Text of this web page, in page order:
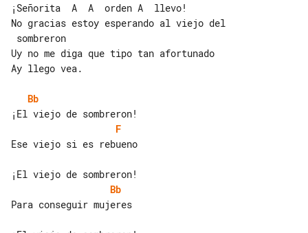
¡Señorita  A  A  orden A  llevo!
No gracias estoy esperando al viejo del
Uy no me diga que tipo tan afortunado
Ay llego vea.
Bb
F
Ese viejo si es rebueno
Bb
Para conseguir mujeres